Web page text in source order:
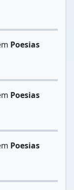
Poesias
Poesias
Poesias